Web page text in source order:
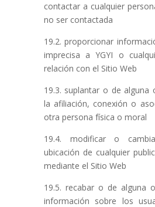
contactar a cualquier
no ser contactada
19.2. proporcionar
imprecisa a YGYI o
relación con el Sitio Web
19.3. suplantar o de
la afiliación, conexión o
otra persona física o moral
19.4. modificar o
ubicación de cualquier
mediante el Sitio Web
19.5. recabar o de alguna
información sobre los